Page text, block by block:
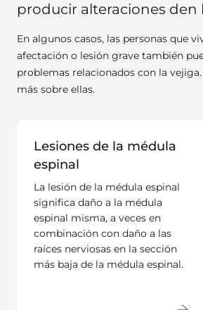
producir alteraciones den
En algunos casos, las personas que
afectación o lesión grave también
problemas relacionados con la
más sobre ellas.
Lesiones de la médula
espinal
La lesión de la médula espinal
significa daño a la médula
espinal misma, a veces en
combinación con daño a las
raíces nerviosas en la sección
más baja de la médula espinal.